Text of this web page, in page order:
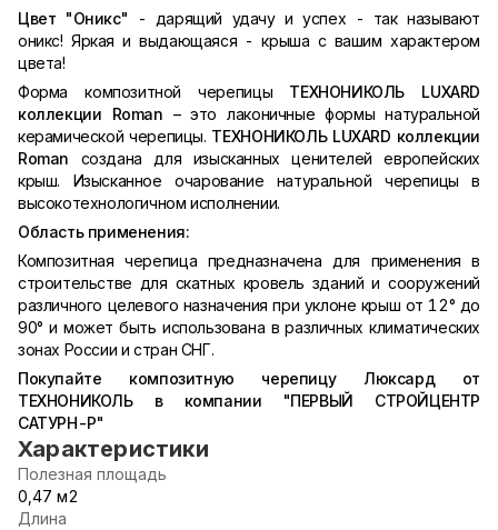
Цвет "Оникс" - дарящий удачу и успех - так называют
оникс! Яркая и выдающаяся - крыша с вашим характером
цвета!
Форма композитной черепицы ТЕХНОНИКОЛЬ LUXARD
коллекции Roman – это лаконичные формы натуральной
керамической черепицы. ТЕХНОНИКОЛЬ LUXARD коллекции
Roman создана для изысканных ценителей европейских
крыш. Изысканное очарование натуральной черепицы в
высокотехнологичном исполнении.
Область применения:
Композитная черепица предназначена для применения в
строительстве для скатных кровель зданий и сооружений
различного целевого назначения при уклоне крыш от 12° до
90° и может быть использована в различных климатических
зонах России и стран СНГ.
Покупайте композитную черепицу Люксард от
ТЕХНОНИКОЛЬ в компании "ПЕРВЫЙ СТРОЙЦЕНТР
САТУРН-Р"
Характеристики
Полезная площадь
0,47 м2
Длина